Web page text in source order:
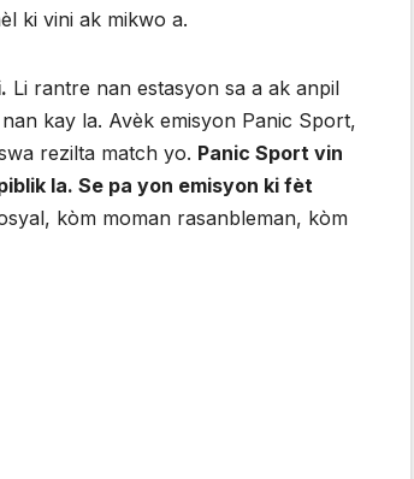
ki vini ak mikwo a.
Li rantre nan estasyon sa a ak anpil
kay la. Avèk emisyon Panic Sport,
rezilta match yo. Panic Sport vin
la. Se pa yon emisyon ki fèt
kòm moman rasanbleman, kòm